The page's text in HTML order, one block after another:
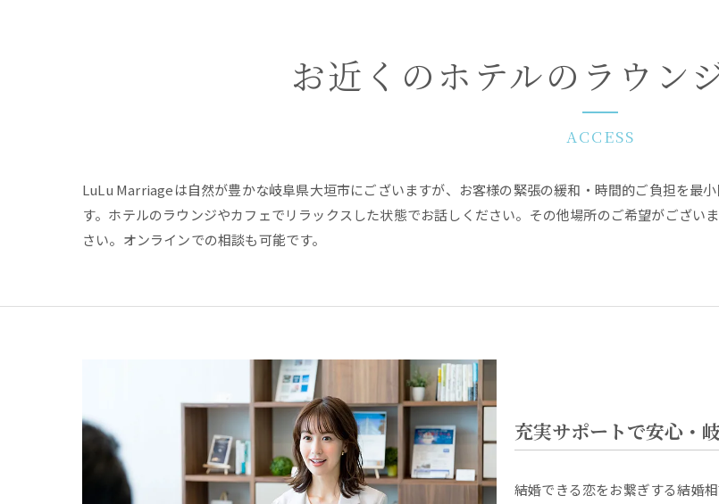
お近くのホテルのラウン
ACCESS
LuLu Marriageは自然が豊かな岐阜県大垣市にございますが、お客様の緊張の緩和・時間的ご負担を最
す。ホテルのラウンジやカフェでリラックスした状態でお話しください。その他場所のご希望がござ
さい。オンラインでの相談も可能です。
充実サポートで安心・
結婚できる恋をお繋ぎする結婚